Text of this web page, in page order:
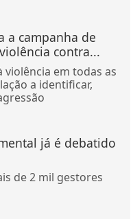
a campanha de
contra...
em todas as
a identificar,
já é debatido
de 2 mil gestores